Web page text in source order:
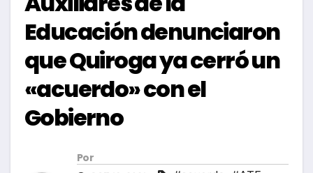
Educación denunciaron
que Quiroga ya cerró un
«acuerdo» con el
Gobierno
Por